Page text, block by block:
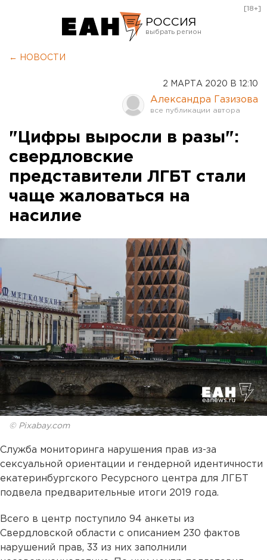
РОССИЯ
Оренбург
[18+]
← НОВОСТИ
2 МАРТА 2020 В 12:10
Александра Газизова
"Цифры выросли в разы":
cвердловские
представители ЛГБТ стали
чаще жаловаться на
насилие
© Pixabay.com
Служба мониторинга нарушения прав из-за
сексуальной ориентации и гендерной идентичности
екатеринбургского Ресурсного центра для ЛГБТ
подвела предварительные итоги 2019 года.
Всего в центр поступило 94 анкеты из
Свердловской области с описанием 230 фактов
нарушений прав, 33 из них заполнили